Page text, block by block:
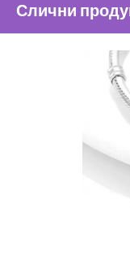
Слични